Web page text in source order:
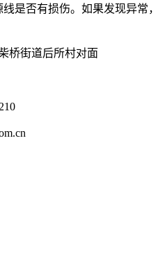
是否有损伤。如果发现异常，
桥街道后所村对面